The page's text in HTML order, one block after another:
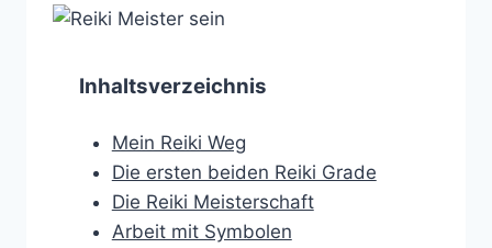
Inhaltsverzeichnis
Mein Reiki Weg
Die ersten beiden Reiki Grade
Die Reiki Meisterschaft
Arbeit mit Symbolen